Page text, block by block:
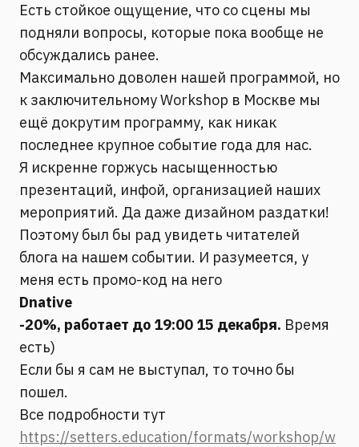
Есть стойкое ощущение, что со сцены мы
подняли вопросы, которые пока вообще не
обсуждались ранее.
Максимально доволен нашей программой, но
к заключительному Workshop в Москве мы
ещё докрутим программу, как никак
последнее крупное событие года для нас.
Я искренне горжусь насыщенностью
презентаций, инфой, организацией наших
мероприятий. Да даже дизайном раздатки!
Поэтому был бы рад увидеть читателей
блога на нашем событии. И разумеется, у
меня есть промо-код на него
Dnative
-20%, работает до 19:00 15 декабря. Время
есть)
Если бы я сам не выступал, то точно бы
пошел.
Все подробности тут
https://setters.education/formats/workshop/w